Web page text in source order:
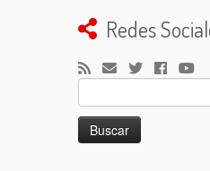
Redes
Buscar: